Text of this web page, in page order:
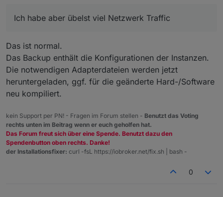
Ich habe aber übelst viel Netzwerk Traffic
Das ist normal.
Das Backup enthält die Konfigurationen der Instanzen.
Die notwendigen Adapterdateien werden jetzt
heruntergeladen, ggf. für die geänderte Hard-/Software
neu kompiliert.
kein Support per PN! - Fragen im Forum stellen - Benutzt das Voting
rechts unten im Beitrag wenn er euch geholfen hat.
Das Forum freut sich über eine Spende. Benutzt dazu den
Spendenbutton oben rechts. Danke!
der Installationsfixer: curl -fsL https://iobroker.net/fix.sh | bash -
0